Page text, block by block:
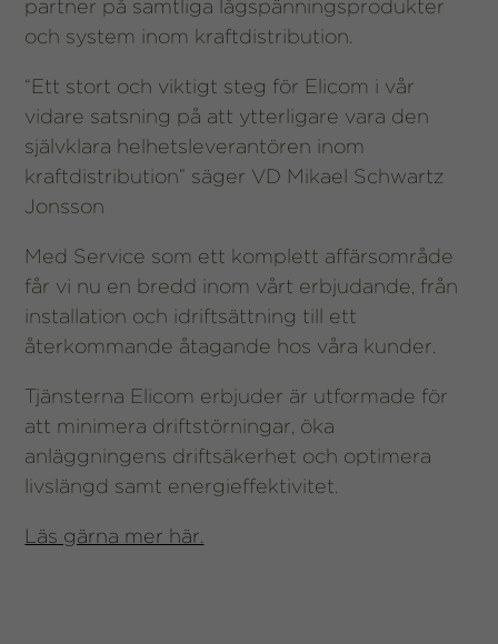
partner på samtliga lågspänningsprodukter
och system inom kraftdistribution.
“Ett stort och viktigt steg för Elicom i vår
vidare satsning på att ytterligare vara den
självklara helhetsleverantören inom
kraftdistribution” säger VD Mikael Schwartz
Jonsson
Med Service som ett komplett affärsområde
får vi nu en bredd inom vårt erbjudande, från
installation och idriftsättning till ett
återkommande åtagande hos våra kunder.
Tjänsterna Elicom erbjuder är utformade för
att minimera driftstörningar, öka
anläggningens driftsäkerhet och optimera
livslängd samt energieffektivitet.
Läs gärna mer här.